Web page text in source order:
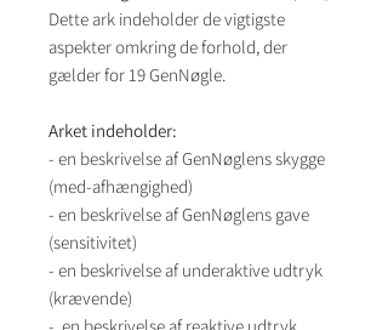
Dette ark indeholder de vigtigste
aspekter omkring de forhold, der
gælder for 19 GenNøgle.
Arket indeholder:
- en beskrivelse af GenNøglens skygge
(med-afhængighed)
- en beskrivelse af GenNøglens gave
(sensitivitet)
- en beskrivelse af underaktive udtryk
(krævende)